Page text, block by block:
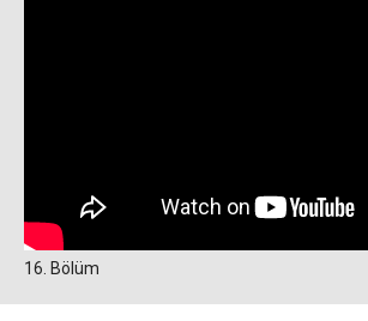
16. Bölüm